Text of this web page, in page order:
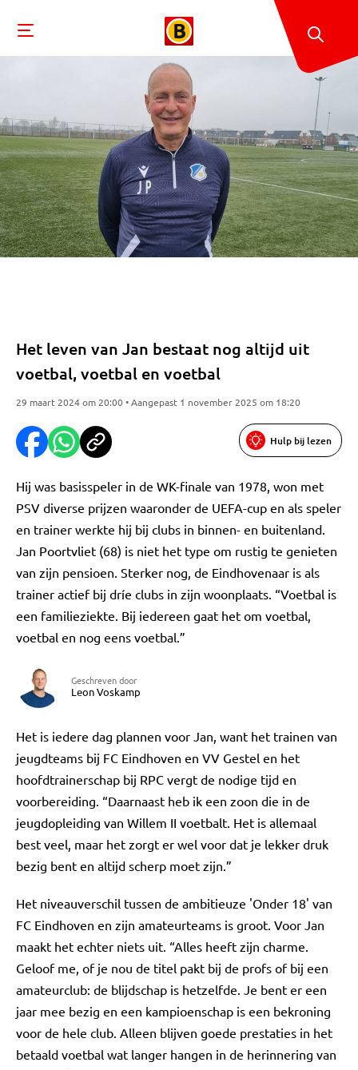
Het leven van Jan bestaat nog altijd uit
voetbal, voetbal en voetbal
29 maart 2024 om 20:00 • Aangepast 1 november 2025 om 18:20
Hulp bij lezen
Hij was basisspeler in de WK-finale van 1978, won met
PSV diverse prijzen waaronder de UEFA-cup en als speler
en trainer werkte hij bij clubs in binnen- en buitenland.
Jan Poortvliet (68) is niet het type om rustig te genieten
van zijn pensioen. Sterker nog, de Eindhovenaar is als
trainer actief bij dríe clubs in zijn woonplaats. “Voetbal is
een familieziekte. Bij iedereen gaat het om voetbal,
voetbal en nog eens voetbal.”
Geschreven door
Leon Voskamp
Het is iedere dag plannen voor Jan, want het trainen van
jeugdteams bij FC Eindhoven en VV Gestel en het
hoofdtrainerschap bij RPC vergt de nodige tijd en
voorbereiding. “Daarnaast heb ik een zoon die in de
jeugdopleiding van Willem II voetbalt. Het is allemaal
best veel, maar het zorgt er wel voor dat je lekker druk
bezig bent en altijd scherp moet zijn.”
Het niveauverschil tussen de ambitieuze 'Onder 18' van
FC Eindhoven en zijn amateurteams is groot. Voor Jan
maakt het echter niets uit. “Alles heeft zijn charme.
Geloof me, of je nou de titel pakt bij de profs of bij een
amateurclub: de blijdschap is hetzelfde. Je bent er een
jaar mee bezig en een kampioenschap is een bekroning
voor de hele club. Alleen blijven goede prestaties in het
betaald voetbal wat langer hangen in de herinnering van